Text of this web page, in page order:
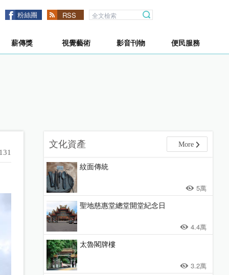
粉絲團 RSS
薪傳獎 視覺藝術 影音刊物 便民服務
文化資產 More
紋面傳統
5萬
聖地慈惠堂總堂開堂紀念日
4.4萬
太魯閣牌樓
3.2萬